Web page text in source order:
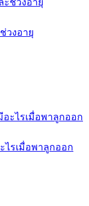
วงอายุ
ไรเมื่อพาลูกออก